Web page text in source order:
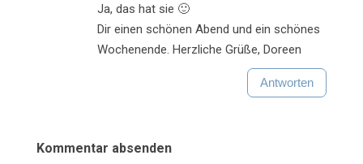
Ja, das hat sie 🙂
Dir einen schönen Abend und ein schönes
Wochenende. Herzliche Grüße, Doreen
Antworten
Kommentar absenden